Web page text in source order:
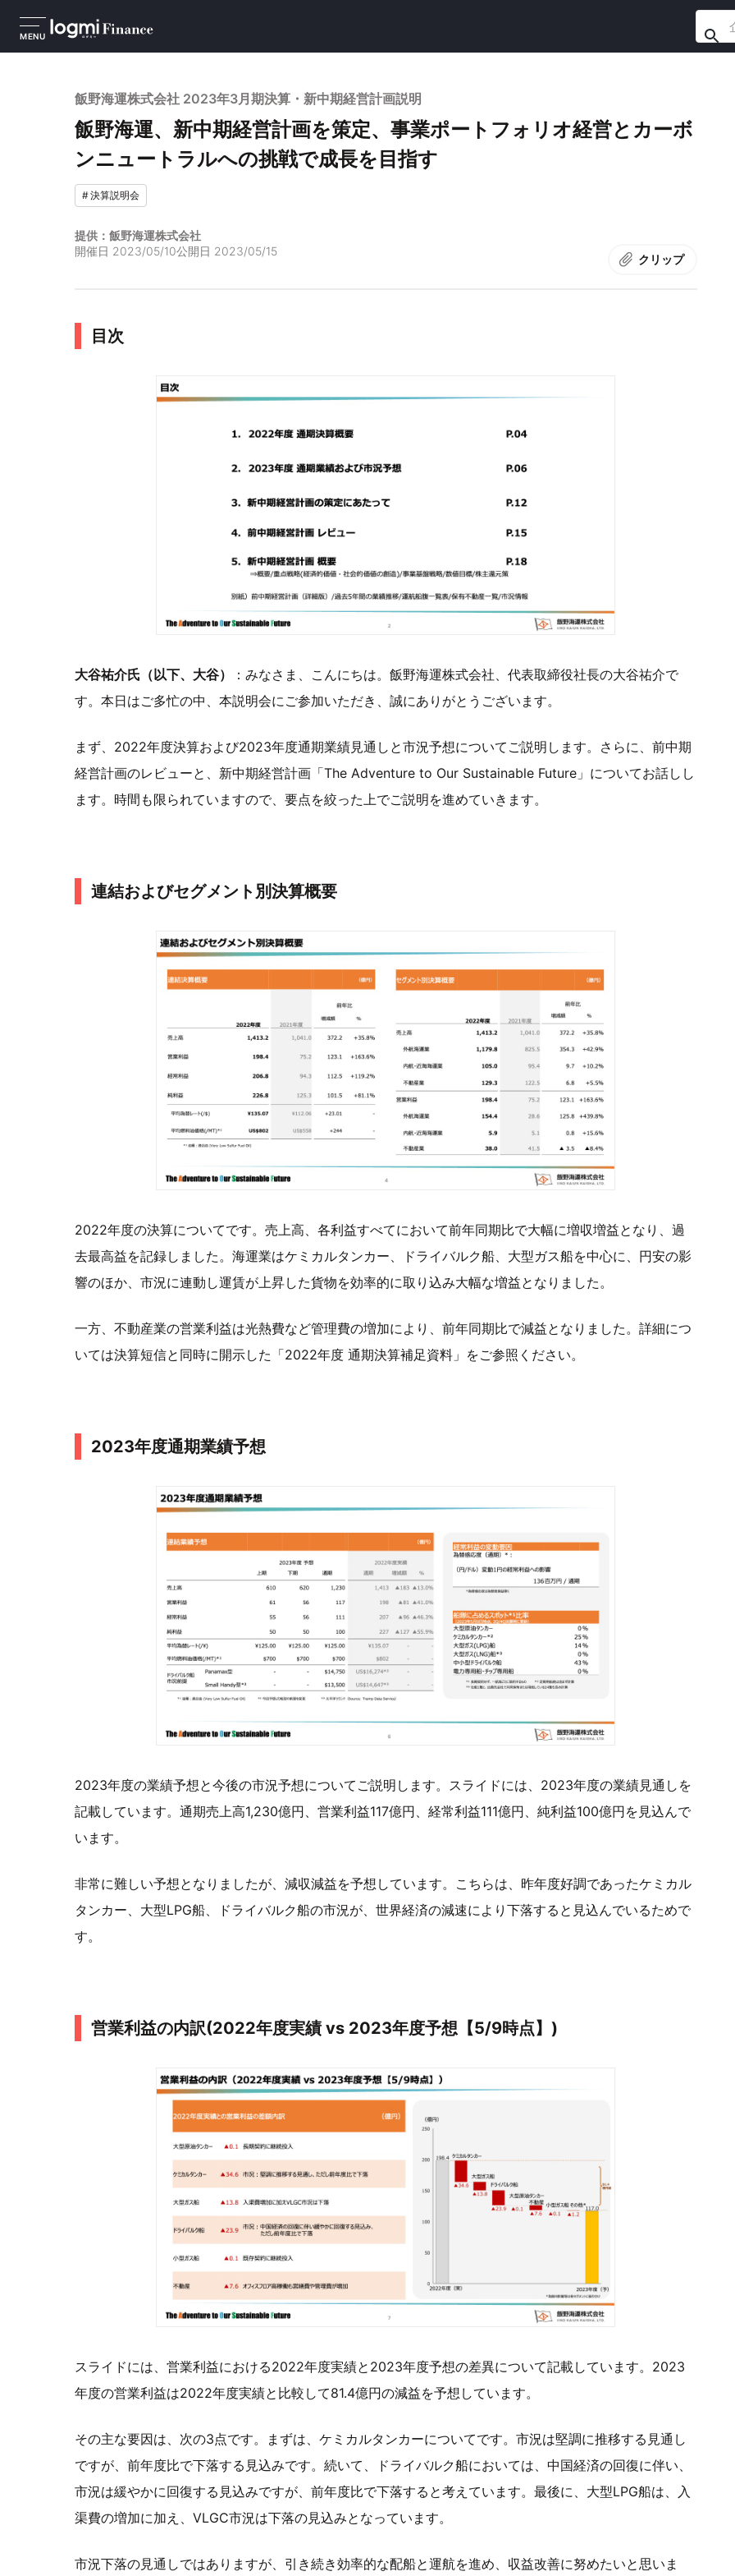
MENU
飯野海運株式会社 2023年3月期決算・新中期経営計画説明
飯野海運、新中期経営計画を策定、事業ポートフォリオ経営とカーボ
ンニュートラルへの挑戦で成長を目指す
#決算説明会
提供：飯野海運株式会社
開催日 2023/05/10公開日 2023/05/15
クリップ
目次
大谷祐介氏（以下、大谷）
：みなさま、こんにちは。飯野海運株式会社、代表取締役社長の大谷祐介で
す。本日はご多忙の中、本説明会にご参加いただき、誠にありがとうございます。
まず、2022年度決算および2023年度通期業績見通しと市況予想についてご説明します。さらに、前中期
経営計画のレビューと、新中期経営計画「The Adventure to Our Sustainable Future」についてお話しし
ます。時間も限られていますので、要点を絞った上でご説明を進めていきます。
連結およびセグメント別決算概要
2022年度の決算についてです。売上高、各利益すべてにおいて前年同期比で大幅に増収増益となり、過
去最高益を記録しました。海運業はケミカルタンカー、ドライバルク船、大型ガス船を中心に、円安の影
響のほか、市況に連動し運賃が上昇した貨物を効率的に取り込み大幅な増益となりました。
一方、不動産業の営業利益は光熱費など管理費の増加により、前年同期比で減益となりました。詳細につ
いては決算短信と同時に開示した「2022年度 通期決算補足資料」をご参照ください。
2023年度通期業績予想
2023年度の業績予想と今後の市況予想についてご説明します。スライドには、2023年度の業績見通しを
記載しています。通期売上高1,230億円、営業利益117億円、経常利益111億円、純利益100億円を見込んで
います。
非常に難しい予想となりましたが、減収減益を予想しています。こちらは、昨年度好調であったケミカル
タンカー、大型LPG船、ドライバルク船の市況が、世界経済の減速により下落すると見込んでいるためで
す。
営業利益の内訳(2022年度実績 vs 2023年度予想【5/9時点】)
スライドには、営業利益における2022年度実績と2023年度予想の差異について記載しています。2023
年度の営業利益は2022年度実績と比較して81.4億円の減益を予想しています。
その主な要因は、次の3点です。まずは、ケミカルタンカーについてです。市況は堅調に推移する見通し
ですが、前年度比で下落する見込みです。続いて、ドライバルク船においては、中国経済の回復に伴い、
市況は緩やかに回復する見込みですが、前年度比で下落すると考えています。最後に、大型LPG船は、入
渠費の増加に加え、VLGC市況は下落の見込みとなっています。
市況下落の見通しではありますが、引き続き効率的な配船と運航を進め、収益改善に努めたいと思いま